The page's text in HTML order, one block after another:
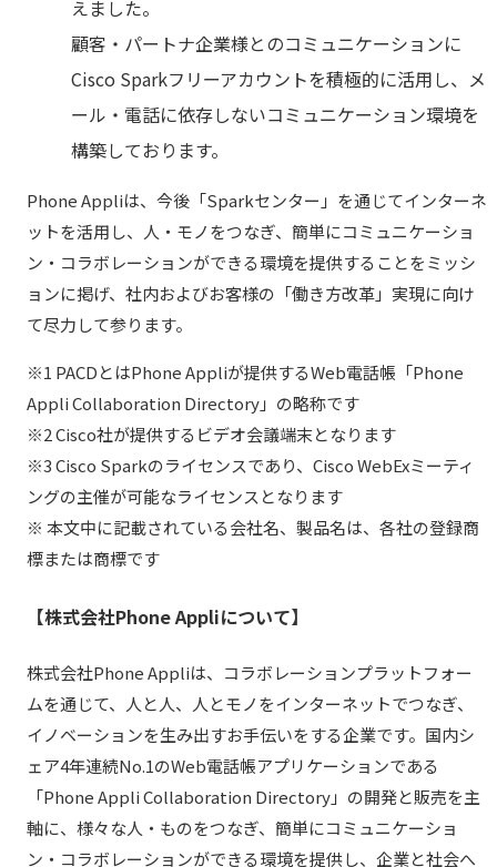
えました。
顧客・パートナ企業様とのコミュニケーションに
Cisco Sparkフリーアカウントを積極的に活用し、メ
ール・電話に依存しないコミュニケーション環境を
構築しております。
Phone Appliは、今後「Sparkセンター」を通じてインターネ
ットを活用し、人・モノをつなぎ、簡単にコミュニケーショ
ン・コラボレーションができる環境を提供することをミッシ
ョンに掲げ、社内およびお客様の「働き方改革」実現に向け
て尽力して参ります。
※1 PACDとはPhone Appliが提供するWeb電話帳「Phone
Appli Collaboration Directory」の略称です
※2 Cisco社が提供するビデオ会議端末となります
※3 Cisco Sparkのライセンスであり、Cisco WebExミーティ
ングの主催が可能なライセンスとなります
※ 本文中に記載されている会社名、製品名は、各社の登録商
標または商標です
【株式会社Phone Appliについて】
株式会社Phone Appliは、コラボレーションプラットフォー
ムを通じて、人と人、人とモノをインターネットでつなぎ、
イノベーションを生み出すお手伝いをする企業です。国内シ
ェア4年連続No.1のWeb電話帳アプリケーションである
「Phone Appli Collaboration Directory」の開発と販売を主
軸に、様々な人・ものをつなぎ、簡単にコミュニケーショ
ン・コラボレーションができる環境を提供し、企業と社会へ